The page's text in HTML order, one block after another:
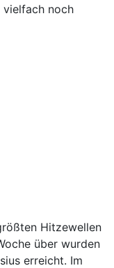
vielfach noch
Hitzewellen
über wurden
erreicht. Im